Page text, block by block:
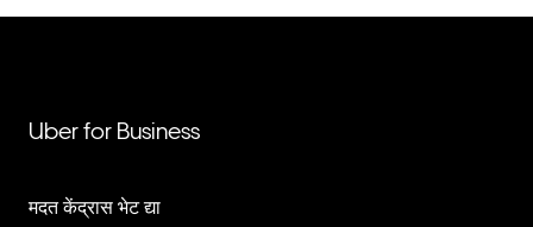
Uber for Business
मदत केंद्रास भेट द्या